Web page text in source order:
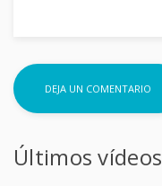
Últimos vídeos